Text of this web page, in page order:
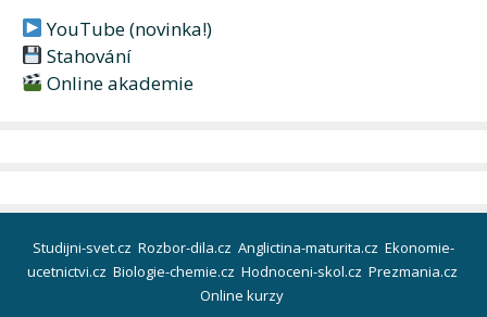
YouTube (novinka!)
Stahování
Online akademie
Studijni-svet.cz Rozbor-dila.cz Anglictina-maturita.cz Ekonomie-
ucetnictvi.cz Biologie-chemie.cz Hodnoceni-skol.cz Prezmania.cz
Online kurzy